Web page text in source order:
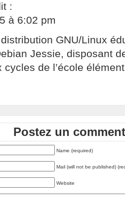
:
à 6:02 pm
GNU/Linux
Jessie, disposant
cycles de l’école
Postez un
Name (required)
Mail (will not be published)
Website